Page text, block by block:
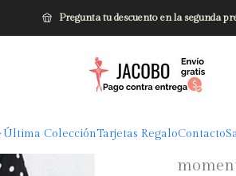
Última ColecciónTarjetas RegaloContacto
Pregunta tu descuento en la segunda
Colecciones Última Colección Blusa Cruzada
Con